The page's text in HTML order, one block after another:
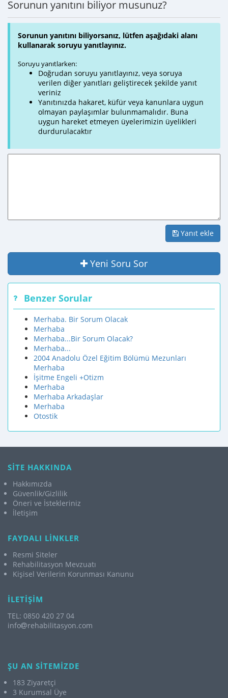
Sorunun yanıtını biliyor musunuz?
Sorunun yanıtını biliyorsanız, lütfen aşağıdaki alanı
kullanarak soruyu yanıtlayınız.
Soruyu yanıtlarken:
Doğrudan soruyu yanıtlayınız, veya soruya
verilen diğer yanıtları geliştirecek şekilde yanıt
veriniz
Yanıtınızda hakaret, küfür veya kanunlara uygun
olmayan paylaşımlar bulunmamalıdır. Buna
uygun hareket etmeyen üyelerimizin üyelikleri
durdurulacaktır
Yanıt ekle
Yeni Soru Sor
Benzer Sorular
Merhaba. Bir Sorum Olacak
Merhaba
Merhaba...Bir Sorum Olacak?
Merhaba...
2004 Anadolu Özel Eğitim Bölümü Mezunları
Merhaba
İşitme Engeli +Otizm
Merhaba
Merhaba Arkadaşlar
Merhaba
Otostik
SİTE HAKKINDA
Hakkımızda
Güvenlik/Gizlilik
Öneri ve İstekleriniz
İletişim
FAYDALI LİNKLER
Resmi Siteler
Rehabilitasyon Mevzuatı
Kişisel Verilerin Korunması Kanunu
İLETİŞİM
TEL: 0850 420 27 04
info
rehabilitasyon.com
ŞU AN SİTEMİZDE
183 Ziyaretçi
3 Kurumsal Üye